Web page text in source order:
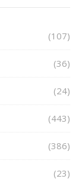
(107)
(36)
(24)
(443)
(386)
(23)